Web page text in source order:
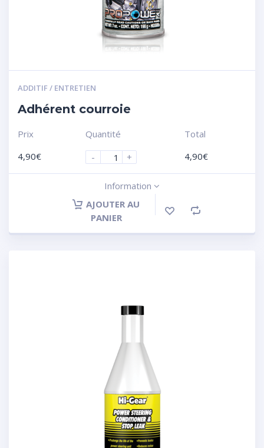
ADDITIF / ENTRETIEN
Adhérent courroie
Prix
4,90€
Quantité
-
+
Total
4,90€
Information
AJOUTER AU
PANIER